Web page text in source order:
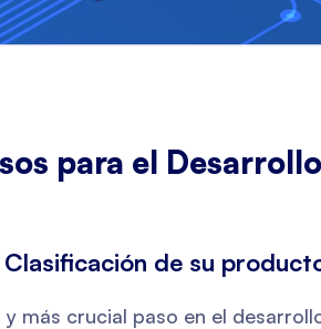
para el
Clasificación de su
y más crucial paso en el